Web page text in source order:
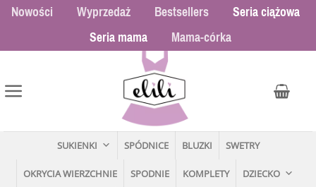
Przewiń
Nowości Wyprzedaż Bestsellers
Seria ciążowa
Seria mama
Mama-córka
SUKIENKI SPÓDNICE BLUZKI SWETRY
OKRYCIA WIERZCHNIE SPODNIE KOMPLETY DZIECKO